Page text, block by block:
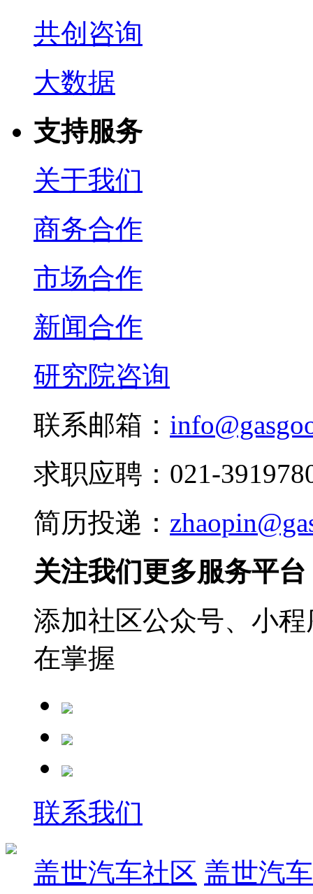
共创咨询
大数据
支持服务
关于我们
商务合作
市场合作
新闻合作
研究院咨询
联系邮箱：
求职应聘：021-
简历投递：
关注我们更多服务平台
添加社区公众号、小
在掌握
联系我们
盖世汽车社区 盖世汽